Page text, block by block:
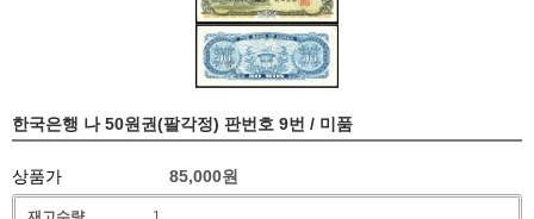
한국은행 나 50원권(팔각정) 판번호 9번 / 미품
상품가 85,000원